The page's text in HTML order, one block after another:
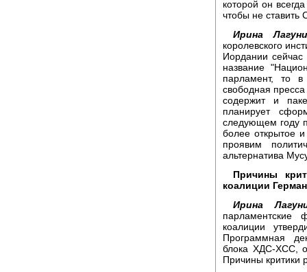
которой он
чтобы не
Ирина
королевского
Иордании сейчас
название
парламент, то в
свободная
содержит и
планирует
следующем году
более открытое
проявим
альтернатива
Причины
коалиции
Ирина
парламентские
коалиции
Программная
блока ХДС-ХСС,
Причины критики